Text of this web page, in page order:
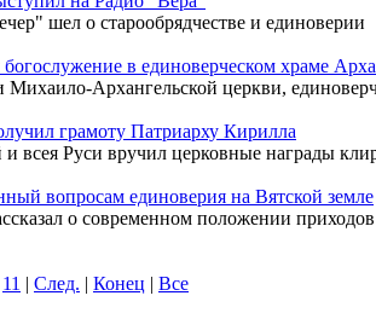
шел о старообрядчестве и единоверии
в единоверческом храме
Архангельской церкви,
грамоту Патриарху Кирилла
всея Руси вручил церковные награды
вопросам единоверия на Вятской земле
о современном положении
11 | След. | Конец | Все